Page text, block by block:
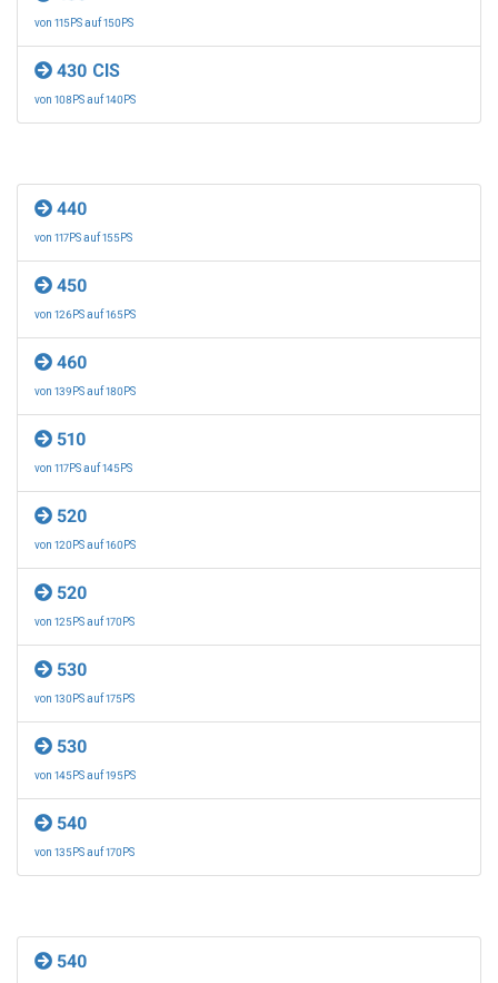
von 115PS auf 150PS
430 CIS
von 108PS auf 140PS
440
von 117PS auf 155PS
450
von 126PS auf 165PS
460
von 139PS auf 180PS
510
von 117PS auf 145PS
520
von 120PS auf 160PS
520
von 125PS auf 170PS
530
von 130PS auf 175PS
530
von 145PS auf 195PS
540
von 135PS auf 170PS
540